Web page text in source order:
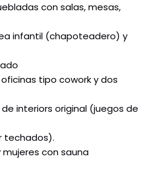
con salas, mesas,
infantil (chapoteadero) y
tipo cowork y dos
de interiors original (juegos de
techados).
mujeres con sauna